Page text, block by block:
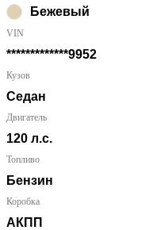
Бежевый
VIN
*************9952
Кузов
Седан
Двигатель
120 л.с.
Топливо
Бензин
Коробка
АКПП